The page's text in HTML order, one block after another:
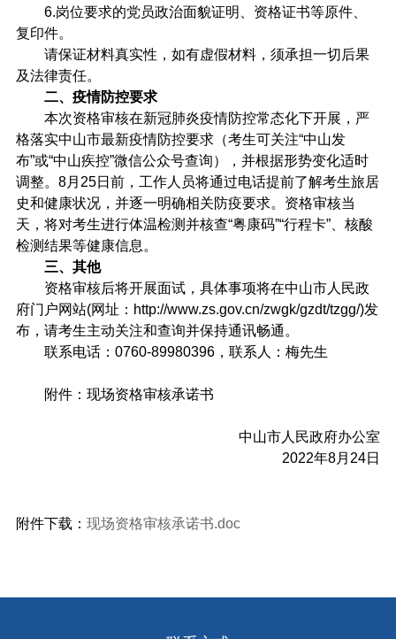
6.岗位要求的党员政治面貌证明、资格证书等原件、
复印件。
请保证材料真实性，如有虚假材料，须承担一切后果
及法律责任。
二、疫情防控要求
本次资格审核在新冠肺炎疫情防控常态化下开展，严
格落实中山市最新疫情防控要求（考生可关注“中山发
布”或“中山疾控”微信公众号查询），并根据形势变化适时
调整。8月25日前，工作人员将通过电话提前了解考生旅居
史和健康状况，并逐一明确相关防疫要求。资格审核当
天，将对考生进行体温检测并核查“粤康码”“行程卡”、核酸
检测结果等健康信息。
三、其他
资格审核后将开展面试，具体事项将在中山市人民政
府门户网站(网址：http://www.zs.gov.cn/zwgk/gzdt/tzgg/)发
布，请考生主动关注和查询并保持通讯畅通。
联系电话：0760-89980396，联系人：梅先生
附件：现场资格审核承诺书
中山市人民政府办公室
2022年8月24日
附件下载： 现场资格审核承诺书.doc